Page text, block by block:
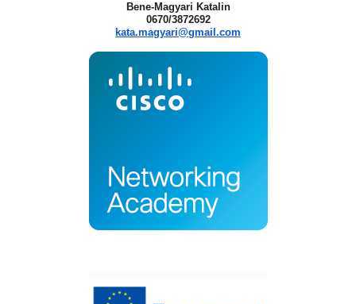
Bene-Magyari Katalin
0670/3872692
kata.magyari@gmail.com